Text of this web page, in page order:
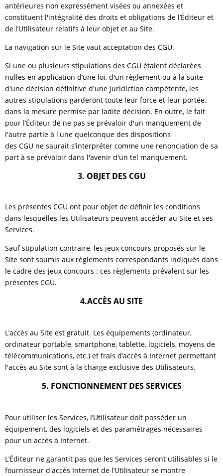
antérieures non expressément visées ou annexées et
constituent l'intégralité des droits et obligations de l’Éditeur et
de l’Utilisateur relatifs à leur objet et au Site.
La navigation sur le Site vaut acceptation des CGU.
Si une ou plusieurs stipulations des CGU étaient déclarées
nulles en application d’une loi, d'un règlement ou à la suite
d'une décision définitive d'une juridiction compétente, les
autres stipulations garderont toute leur force et leur portée,
dans la mesure permise par ladite décision. En outre, le fait
pour l’Éditeur de ne pas se prévaloir d'un manquement de
l'autre partie à l'une quelconque des dispositions
des CGU ne saurait s’interpréter comme une renonciation de sa
part à se prévaloir dans l'avenir d'un tel manquement.
3. OBJET DES CGU
Les présentes CGU ont pour objet de définir les conditions
dans lesquelles les Utilisateurs peuvent accéder au Site et ses
Services.
Sauf stipulation contraire, les jeux concours proposés sur le
Site sont soumis aux règlements correspondants indiqués dans
le cadre des jeux concours : ces règlements prévalent sur les
présentes CGU.
4.ACCÈS AU SITE
L’accès au Site est gratuit. Les équipements (ordinateur,
ordinateur portable, smartphone, tablette, logiciels, moyens de
télécommunications, etc.) et frais d’accès à Internet permettant
l'accès au Site sont à la charge exclusive des Utilisateurs.
5. FONCTIONNEMENT DES SERVICES
Pour utiliser les Services, l’Utilisateur doit posséder un
équipement, des logiciels et des paramétrages nécessaires
pour un accès à Internet.
L’Éditeur ne garantit pas que les Services seront utilisables si le
fournisseur d'accès Internet de l’Utilisateur se montre